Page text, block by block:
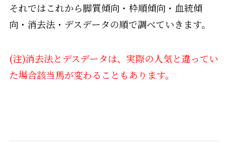
それではこれから脚質傾向・枠順傾向・血統傾
向・消去法・デスデータの順で調べていきます。
(注)消去法とデスデータは、実際の人気と違ってい
た場合該当馬が変わることもあります。